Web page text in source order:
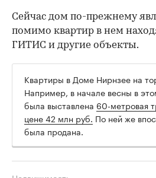
Сейчас дом по-прежнему
помимо квартир в нем
ГИТИС и другие объекты.
Квартиры в Доме Нирнзее на
Например, в начале весны в
была выставлена 60-метровая
цене 42 млн руб. По ней же
была продана.